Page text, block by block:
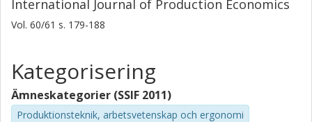
International Journal of Production Economics
Vol. 60/61 s. 179-188
Kategorisering
Ämneskategorier (SSIF 2011)
Produktionsteknik, arbetsvetenskap och ergonomi